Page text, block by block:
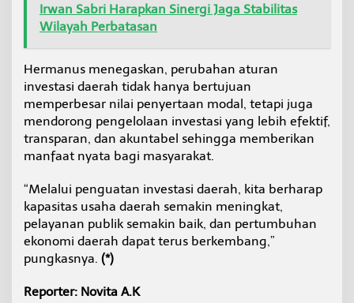
Irwan Sabri Harapkan Sinergi Jaga Stabilitas
Wilayah Perbatasan
Hermanus menegaskan, perubahan aturan
investasi daerah tidak hanya bertujuan
memperbesar nilai penyertaan modal, tetapi juga
mendorong pengelolaan investasi yang lebih efektif,
transparan, dan akuntabel sehingga memberikan
manfaat nyata bagi masyarakat.
“Melalui penguatan investasi daerah, kita berharap
kapasitas usaha daerah semakin meningkat,
pelayanan publik semakin baik, dan pertumbuhan
ekonomi daerah dapat terus berkembang,”
pungkasnya. (*)
Reporter: Novita A.K